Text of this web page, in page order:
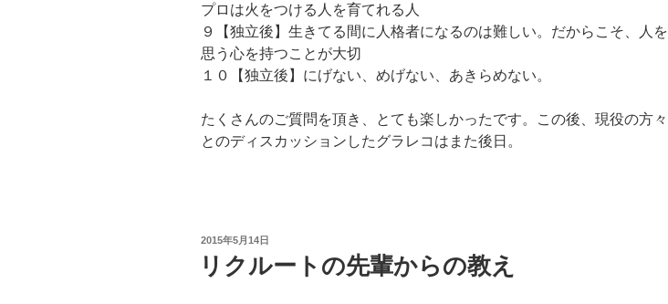
プロは火をつける人を育てれる人
９【独立後】生きてる間に人格者になるのは難しい。だからこそ、人を
思う心を持つことが大切
１０【独立後】にげない、めげない、あきらめない。
たくさんのご質問を頂き、とても楽しかったです。この後、現役の方々
とのディスカッションしたグラレコはまた後日。
投
稿
日:
2015年5月14日
リクルートの先輩からの教え